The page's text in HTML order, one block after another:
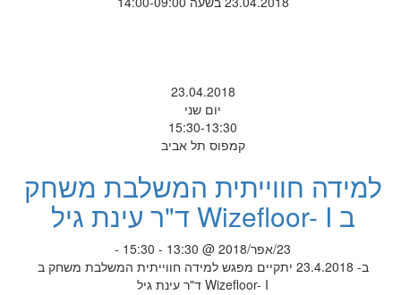
23.04.2018
יום שני
15:30-13:30
קמפוס תל אביב
למידה חווייתית המשלבת משחק
ב Wizefloor- I ד"ר עינת גיל
23/אפר/2018 @ 13:30 - 15:30 -
ב- 23.4.2018 יתקיים מפגש למידה חווייתית המשלבת משחק ב
Wizefloor- I ד"ר עינת גיל